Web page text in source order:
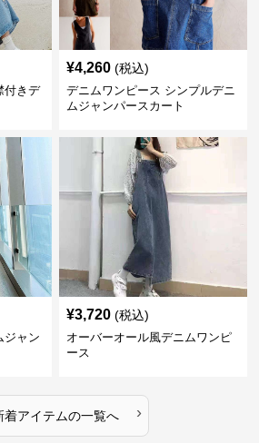
付きデ
¥4,260 (税込)
デニムワンピース シンプルデニ
ムジャンパースカート
ジャン
¥3,720 (税込)
オーバーオール風デニムワンピ
ース
着アイテムの一覧へ ›